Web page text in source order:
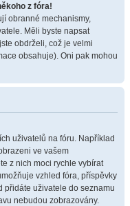
z fóra!
obranné mechanismy,
Měli byste napsat
obdrželi, což je velmi
obsahuje). Oni pak mohou
uživatelů na fóru. Například
ve vašem
z nich moci rychle vybírat
vzhled fóra, příspěvky
přidáte uživatele do seznamu
nebudou zobrazovány.